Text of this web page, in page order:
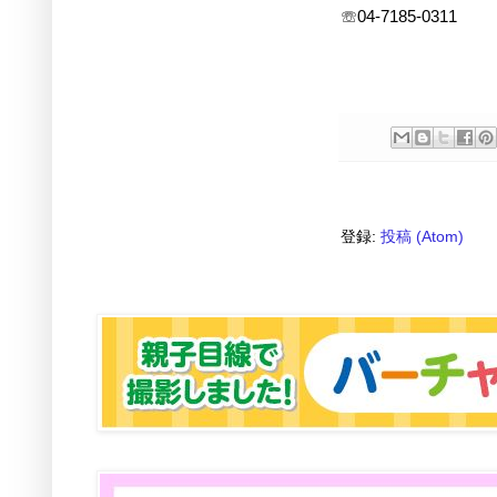
☏04-7185-0311
登録: 投稿 (Atom)